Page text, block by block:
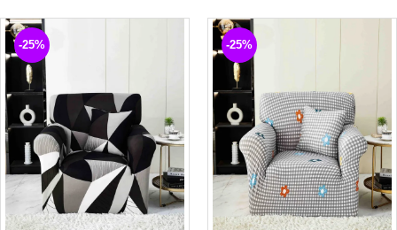
-25% -25%